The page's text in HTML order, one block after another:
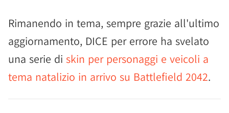
Rimanendo in tema, sempre grazie all'ultimo
aggiornamento, DICE per errore ha svelato
una serie di skin per personaggi e veicoli a
tema natalizio in arrivo su Battlefield 2042.